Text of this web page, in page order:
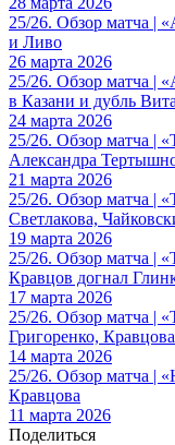
25/26. Обзор матча |
и Ливо
26 марта 2026
25/26. Обзор матча |
в Казани и дубль
24 марта 2026
25/26. Обзор матча |
Александра
21 марта 2026
25/26. Обзор матча |
Светлакова,
19 марта 2026
25/26. Обзор матча |
Кравцов догнал
17 марта 2026
25/26. Обзор матча |
Григоренко,
14 марта 2026
25/26. Обзор матча |
Кравцова
11 марта 2026
Поделиться